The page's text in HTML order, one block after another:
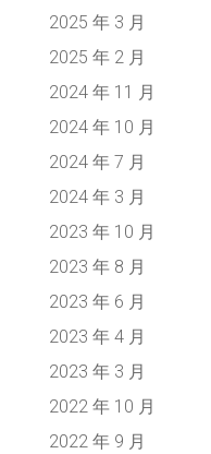
2025 年 3 月
2025 年 2 月
2024 年 11 月
2024 年 10 月
2024 年 7 月
2024 年 3 月
2023 年 10 月
2023 年 8 月
2023 年 6 月
2023 年 4 月
2023 年 3 月
2022 年 10 月
2022 年 9 月